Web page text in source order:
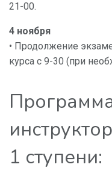
21-00.
4 ноября
• Продолжение
курса с 9-30 (при
1 ступени: